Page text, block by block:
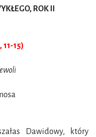
ROK II
11-15)
Dawidowy, który